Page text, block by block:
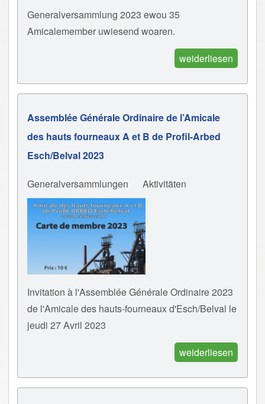
Generalversammlung 2023 ewou 35
Amicalemember uwiesend woaren.
weiderliesen
Assemblée Générale Ordinaire de l’Amicale
des hauts fourneaux A et B de Profil-Arbed
Esch/Belval 2023
Generalversammlungen Aktivitäten
Invitation à l'Assemblée Générale Ordinaire 2023
de l'Amicale des hauts-fourneaux d'Esch/Belval le
jeudi 27 Avril 2023
weiderliesen